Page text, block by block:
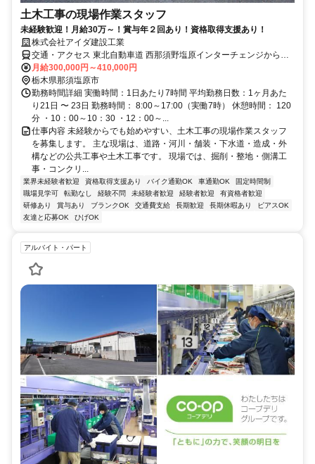
土木工事の現場作業スタッフ
未経験歓迎！月給30万～！賞与年２回あり！資格取得支援あり！
株式会社アイダ建設工業
交通・アクセス 東北自動車道 西那須野塩原インターチェンジから車
で5分
月給300,000円～410,000円
栃木県那須塩原市
勤務時間詳細 実働時間：1日あたり7時間 平均勤務日数：1ヶ月あた
り21日 〜 23日 勤務時間： 8:00～17:00（実働7時） 休憩時間： 120
分 ・10：00～10：30 ・12：00～...
仕事内容 未経験からでも始めやすい、土木工事の現場作業スタッフ
を募集します。 主な現場は、道路・河川・舗装・下水道・造成・外
構などの公共工事や土木工事です。 現場では、掘削・整地・側溝工
事・コンクリ...
業界未経験者歓迎 資格取得支援あり バイク通勤OK 車通勤OK
固定時間制
職場見学可
転勤なし 経験不問 未経験者歓迎 経験者歓迎
有資格者歓迎
研修あり
賞与あり ブランクOK 交通費支給 長期歓迎 長期休暇あり
ピアスOK
友達と応募OK
ひげOK
アルバイト・パート